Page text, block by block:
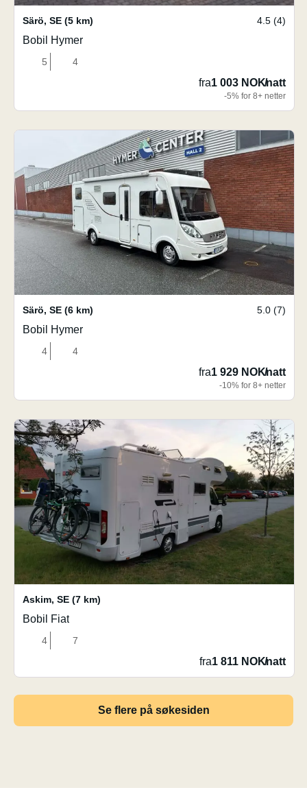
Särö, SE (5 km) 4.5 (4)
Bobil Hymer
5 4
fra1 003 NOK/natt
-5% for 8+ netter
Särö, SE (6 km) 5.0 (7)
Bobil Hymer
4 4
fra1 929 NOK/natt
-10% for 8+ netter
Askim, SE (7 km)
Bobil Fiat
4 7
fra1 811 NOK/natt
Se flere på søkesiden